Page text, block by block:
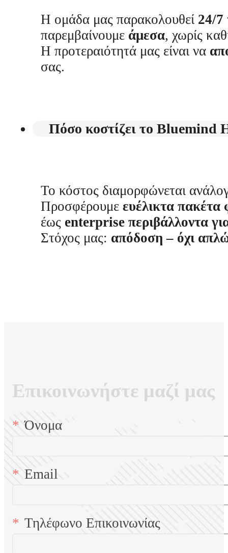
Η ομάδα μας παρακολουθεί 24/7
παρεμβαίνουμε άμεσα, χωρίς
Η προτεραιότητά μας είναι να
σας.
Πόσο κοστίζει το Bluemind
Το κόστος διαμορφώνεται
Προσφέρουμε ευέλικτα πακέτα
έως enterprise περιβάλλοντα
Στόχος μας: απόδοση – όχι
Επικοινωνήστε μαζί μας
Όνομα
Email
Τηλέφωνο Επικοινωνίας